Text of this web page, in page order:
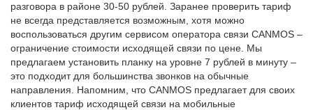
разговора в районе 30-50 рублей. Заранее проверить тариф
не всегда представляется возможным, хотя можно
воспользоваться другим сервисом оператора связи CANMOS –
ограничение стоимости исходящей связи по цене. Мы
предлагаем установить планку на уровне 7 рублей в минуту –
это подходит для большинства звонков на обычные
направления. Напомним, что CANMOS предлагает для своих
клиентов тариф исходящей связи на мобильные